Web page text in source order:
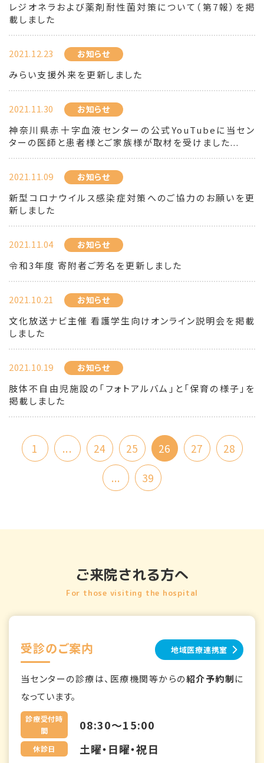
レジオネラおよび薬剤耐性菌対策について（第7報）を掲
載しました
2021.12.23 お知らせ
みらい支援外来を更新しました
2021.11.30 お知らせ
神奈川県赤十字血液センターの公式YouTubeに当セン
ターの医師と患者様とご家族様が取材を受けました...
2021.11.09 お知らせ
新型コロナウイルス感染症対策へのご協力のお願いを更
新しました
2021.11.04 お知らせ
令和3年度 寄附者ご芳名を更新しました
2021.10.21 お知らせ
文化放送ナビ主催 看護学生向けオンライン説明会を掲載
しました
2021.10.19 お知らせ
肢体不自由児施設の「フォトアルバム」と「保育の様子」を
掲載しました
1 ... 24 25 26 27
28
...
39
ご来院される方へ
For those visiting the hospital
受診のご案内 地域医療連携室
当センターの診療は、医療機関等からの紹介予約制に
なっています。
診療受付時
間
08:30～15:00
休診日 土曜・日曜・祝日